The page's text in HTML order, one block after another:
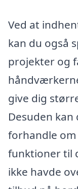
Ved at
kan du også
projekter og
give dig
Desuden
forhandle
funktioner til
ikke havde